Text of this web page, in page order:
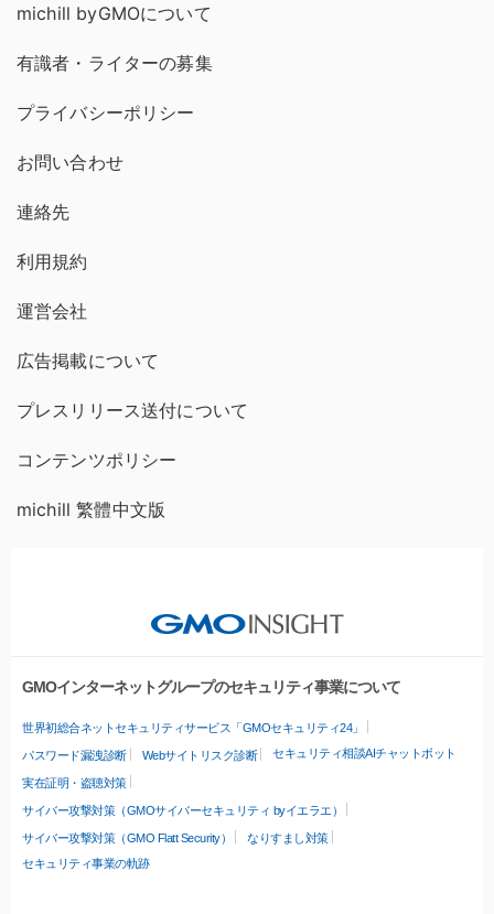
michill byGMOについて
有識者・ライターの募集
プライバシーポリシー
お問い合わせ
連絡先
利用規約
運営会社
広告掲載について
プレスリリース送付について
コンテンツポリシー
michill 繁體中文版
GMOインターネットグループのセキュリティ事業について
世界初総合ネットセキュリティサービス「GMOセキュリティ24」
パスワード漏洩診断 Webサイトリスク診断 セキュリティ相談AIチャットボット
実在証明・盗聴対策
サイバー攻撃対策（GMOサイバーセキュリティ byイエラエ）
サイバー攻撃対策（GMO Flatt Security）
なりすまし対策
セキュリティ事業の軌跡